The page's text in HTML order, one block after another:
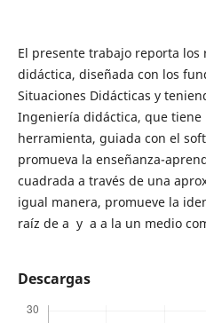
El presente trabajo reporta
didáctica, diseñada con los
Situaciones Didácticas y
Ingeniería didáctica, que
herramienta, guiada con el
promueva la enseñanza-
cuadrada a través de una
igual manera, promueve la
raíz de a y a a la un medio
Descargas